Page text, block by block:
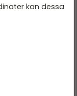
kan dessa
prov